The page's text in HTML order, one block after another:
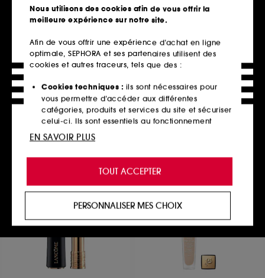
CHANEL
STYLO YEUX WATERPROOF
Contour Des Yeux Longue Tenue
79
35,00€
13 teintes disponibles
TOO FACED
Born This Way The Natural
Nudes
Palette de Fards à Paupières
481
60,00€
Nous utilisons des cookies afin de vous offrir la
meilleure expérience sur notre site.
Afin de vous offrir une expérience d’achat en ligne
optimale, SEPHORA et ses partenaires utilisent des
cookies et autres traceurs, tels que des :
Cookies techniques : ils sont nécessaires pour
vous permettre d’accéder aux différentes
catégories, produits et services du site et sécuriser
celui-ci. Ils sont essentiels au fonctionnement
technique du site et ne peuvent être désactivés.
de vous offrir une expérience enrichie et
personnalisée en vous recommandant des
produits, des services et des contenus qui
proposer des offres promotionnelles adaptées à
votre profil.
Cookies réseaux sociaux et publicité :
utilisés pour vous présenter du contenu susceptible
de vous plaire via des publicités, y compris sur des
TOUT ACCEPTER
PERSONNALISER MES CHOIX
EN SAVOIR PLUS